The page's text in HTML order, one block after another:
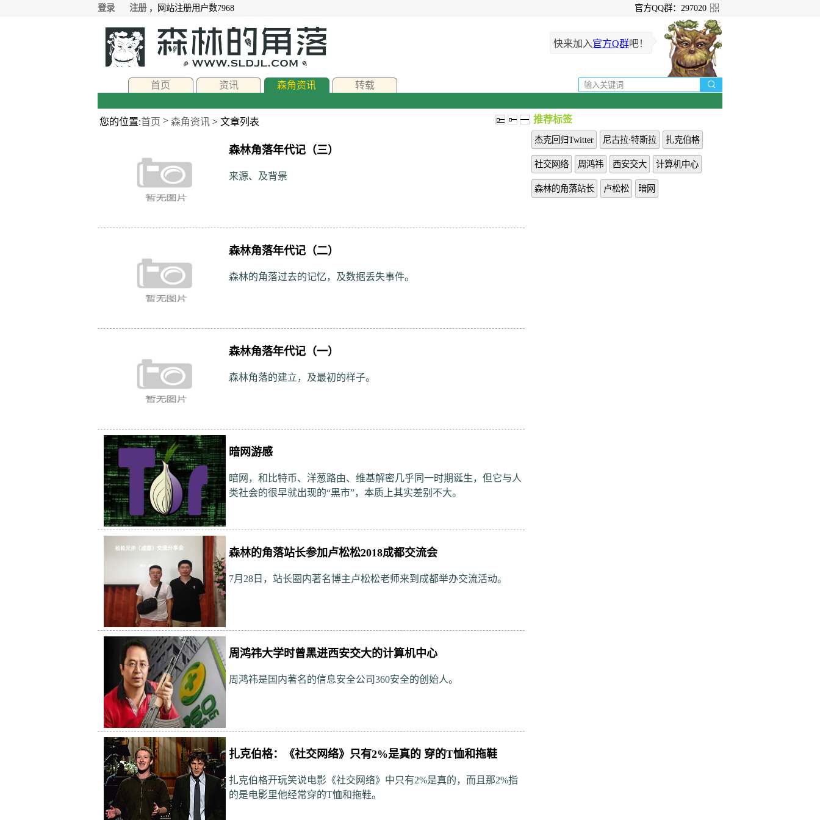
登录 注册，网站注册用户数7968 官方QQ群：297020
快来加入官方Q群吧！

首页 资讯 森角资讯 转载
您的位置:首页 > 森角资讯 > 文章列表
森林角落年代记（三）
来源、及背景
森林角落年代记（二）
森林的角落过去的记忆，及数据丢失事件。
森林角落年代记（一）
森林角落的建立，及最初的样子。
暗网游感
暗网，和比特币、洋葱路由、维基解密几乎同一时期诞生，但它与人
类社会的很早就出现的“黑市”，本质上其实差别不大。
森林的角落站长参加卢松松2018成都交流会
7月28日，站长圈内著名博主卢松松老师来到成都举办交流活动。
周鸿祎大学时曾黑进西安交大的计算机中心
周鸿祎是国内著名的信息安全公司360安全的创始人。
扎克伯格：《社交网络》只有2%是真的 穿的T恤和拖鞋
扎克伯格开玩笑说电影《社交网络》中只有2%是真的，而且那2%指
的是电影里他经常穿的T恤和拖鞋。
推荐标签
杰克回归Twitter 尼古拉⋅特斯拉 扎克伯格
社交网络 周鸿祎 西安交大 计算机中心
森林的角落站长 卢松松 暗网